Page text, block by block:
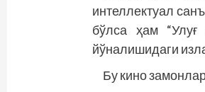
интеллектуал
бўлса ҳам
йўналишидаги
Бу кино